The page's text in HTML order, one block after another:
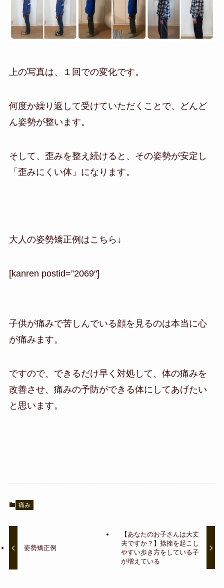
上の写真は、１回での変化です。
何度か繰り返して受けていただくことで、どんど
ん姿勢が整います。
そして、歪みを整え続けると、その姿勢が安定し
「歪みにくい体」になります。
大人の姿勢矯正例はこちら↓
[kanren postid=”2069″]
子供が痛みで苦しんでいる顔を見るのは本当に心
が痛みます。
ですので、できるだけ早く対処して、体の痛みを
改善させ、痛みの予防ができる体にしてあげたい
と思います。
痛み
姿勢矯正例
【あなたのお子さんは大丈
夫ですか？】捻挫を起こし
やすい歩き方をしている子
が増えている